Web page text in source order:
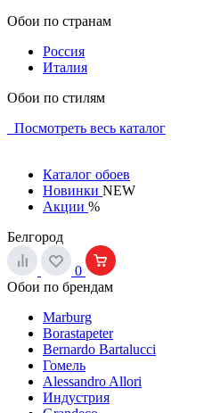
Обои по странам
Россия
Италия
Обои по стилям
Посмотреть весь каталог
Каталог обоев
Новинки NEW
Акции %
Белгород
0
Обои по брендам
Marburg
Borastapeter
Bernardo Bartalucci
Гомель
Alessandro Allori
Индустрия